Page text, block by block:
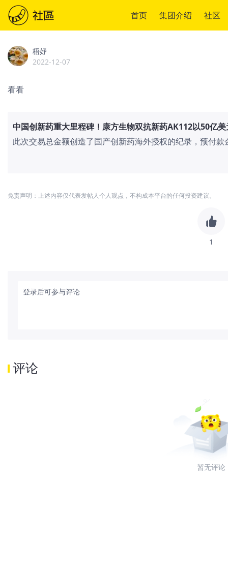
首页 集团介绍 社区
梧妤
2022-12-07
看看
中国创新药重大里程碑！康方生物双抗新药AK112以50亿
此次交易总金额创造了国产创新药海外授权的纪录，预付
免责声明：上述内容仅代表发帖人个人观点，不构成本平台的任何投资建议。
1
登录后可参与评论
评论
暂无评论